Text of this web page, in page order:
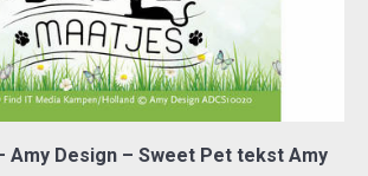
Amy Design – Sweet Pet tekst Amy